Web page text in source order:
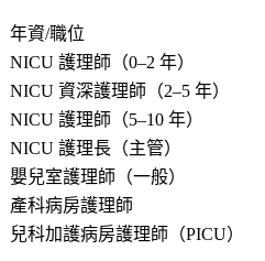
年資/職位
NICU 護理師（0–2 年）
NICU 資深護理師（2–5 年）
NICU 護理師（5–10 年）
NICU 護理長（主管）
嬰兒室護理師（一般）
產科病房護理師
兒科加護病房護理師（PICU）